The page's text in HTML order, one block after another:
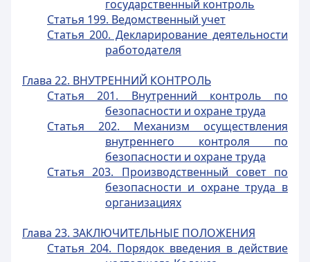
государственный контроль
Статья 199. Ведомственный учет
Статья 200. Декларирование деятельности
работодателя
Глава 22. ВНУТРЕННИЙ КОНТРОЛЬ
Статья 201. Внутренний контроль по
безопасности и охране труда
Статья 202. Механизм осуществления
внутреннего контроля по
безопасности и охране труда
Статья 203. Производственный совет по
безопасности и охране труда в
организациях
Глава 23. ЗАКЛЮЧИТЕЛЬНЫЕ ПОЛОЖЕНИЯ
Статья 204. Порядок введения в действие